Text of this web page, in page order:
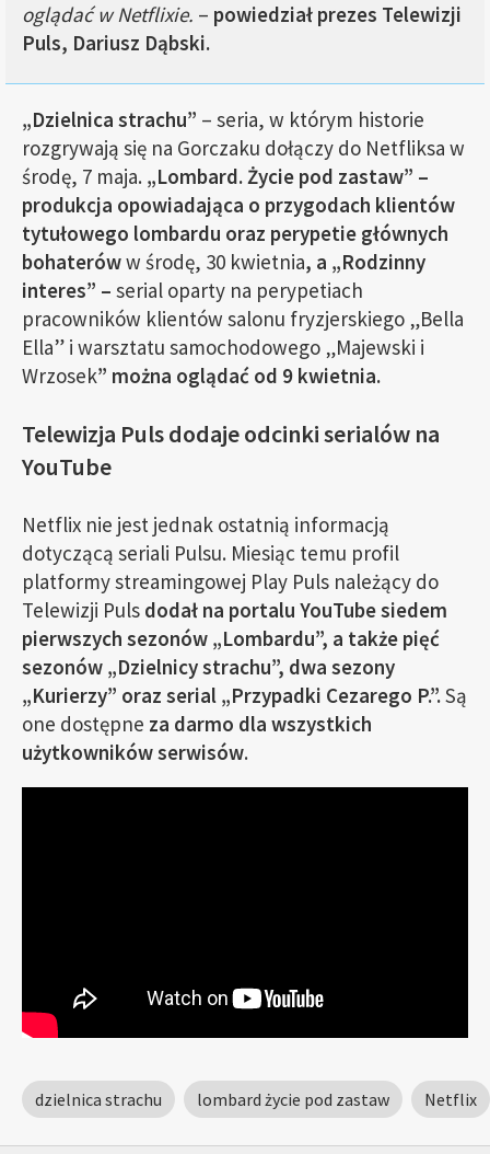
oglądać w Netflixie. – powiedział prezes Telewizji
Puls, Dariusz Dąbski.
„Dzielnica strachu” – seria, w którym historie
rozgrywają się na Gorczaku dołączy do Netfliksa w
środę, 7 maja. „Lombard. Życie pod zastaw” –
produkcja opowiadająca o przygodach klientów
tytułowego lombardu oraz perypetie głównych
bohateróww środę, 30 kwietnia, a „Rodzinny
interes” – serial oparty na perypetiach
pracowników klientów salonu fryzjerskiego „Bella
Ella” i warsztatu samochodowego „Majewski i
Wrzosek” można oglądać od 9 kwietnia.
Telewizja Puls dodaje odcinki serialów na
YouTube
Netflix nie jest jednak ostatnią informacją
dotyczącą seriali Pulsu. Miesiąc temu profil
platformy streamingowej Play Puls należący do
Telewizji Puls dodał na portalu YouTube siedem
pierwszych sezonów „Lombardu”, a także pięć
sezonów „Dzielnicy strachu”, dwa sezony
„Kurierzy” oraz serial „Przypadki Cezarego P.”.Są
one dostępne za darmo dla wszystkich
użytkowników serwisów.
dzielnica strachu lombard życie pod zastaw Netflix